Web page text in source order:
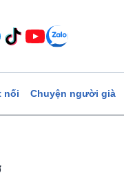
nối Chuyện người già